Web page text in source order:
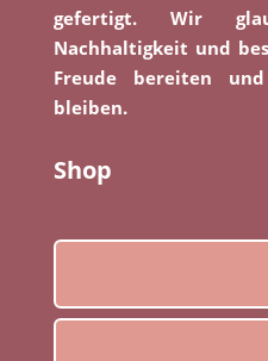
gefertigt. Wir
Nachhaltigkeit und
Freude bereiten
bleiben.
Shop